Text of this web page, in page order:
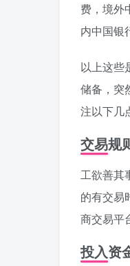
费，境外
内中国银
以上这些
储备，突
注以下几
交易规
工欲善其
的有交易
商交易平
投入资